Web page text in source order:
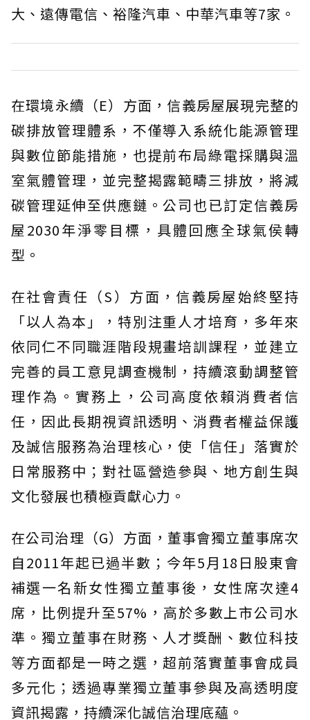
大、遠傳電信、裕隆汽車、中華汽車等7家。
在環境永續（E）方面，信義房屋展現完整的
碳排放管理體系，不僅導入系統化能源管理
與數位節能措施，也提前布局綠電採購與溫
室氣體管理，並完整揭露範疇三排放，將減
碳管理延伸至供應鏈。公司也已訂定信義房
屋2030年淨零目標，具體回應全球氣侯轉
型。
在社會責任（S）方面，信義房屋始終堅持
「以人為本」，特別注重人才培育，多年來
依同仁不同職涯階段規畫培訓課程，並建立
完善的員工意見調查機制，持續滾動調整管
理作為。實務上，公司高度依賴消費者信
任，因此長期視資訊透明、消費者權益保護
及誠信服務為治理核心，使「信任」落實於
日常服務中；對社區營造參與、地方創生與
文化發展也積極貢獻心力。
在公司治理（G）方面，董事會獨立董事席次
自2011年起已過半數；今年5月18日股東會
補選一名新女性獨立董事後，女性席次達4
席，比例提升至57%，高於多數上市公司水
準。獨立董事在財務、人才獎酬、數位科技
等方面都是一時之選，超前落實董事會成員
多元化；透過專業獨立董事參與及高透明度
資訊揭露，持續深化誠信治理底蘊。